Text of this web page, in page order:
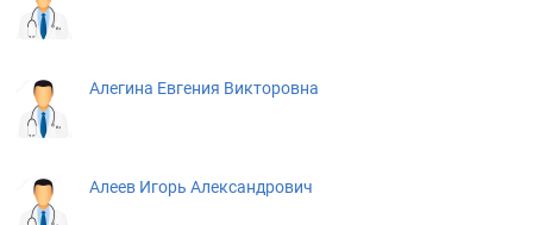
Алегина Евгения Викторовна
Алеев Игорь Александрович